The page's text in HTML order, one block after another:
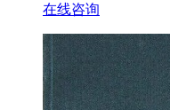
在线咨询